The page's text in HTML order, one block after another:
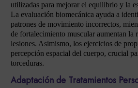
utilizadas para mejorar el equilibrio y la
La evaluación biomecánica ayuda a
patrones de movimiento incorrectos,
de fortalecimiento muscular aumentan la
lesiones. Asimismo, los ejercicios de
percepción espacial del cuerpo, crucial
torceduras.
Adaptación de Tratamientos